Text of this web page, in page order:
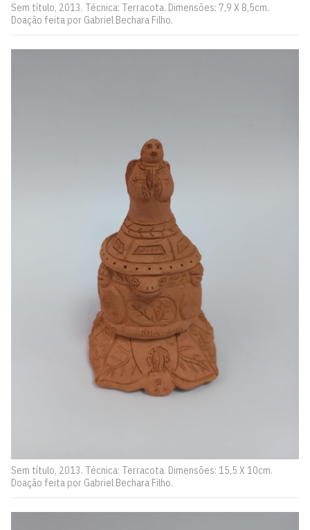
Sem título, 2013. Técnica: Terracota. Dimensões: 7,9 X 8,5cm.
Doação feita por Gabriel Bechara Filho.
Sem título, 2013. Técnica: Terracota. Dimensões: 15,5 X 10cm.
Doação feita por Gabriel Bechara Filho.